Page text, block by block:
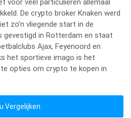
voor veel particulieren allemaal
De crypto broker Knaken werd
zo’n vliegende start in de
gevestigd in Rotterdam en staat
Ajax, Feyenoord en
het sportieve imago is het
opties om crypto te kopen in
Vergelijken